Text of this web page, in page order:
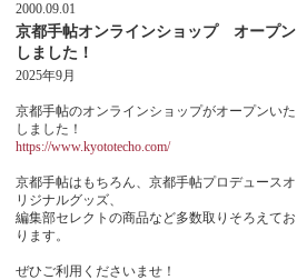
2000.09.01
京都手帖オンラインショップ オープン
しました！
2025年9月
京都手帖のオンラインショップがオープンいた
しました！
https://www.kyototecho.com/
京都手帖はもちろん、京都手帖プロデュースオ
リジナルグッズ、
編集部セレクトの商品など多数取りそろえてお
ります。
ぜひご利用くださいませ！